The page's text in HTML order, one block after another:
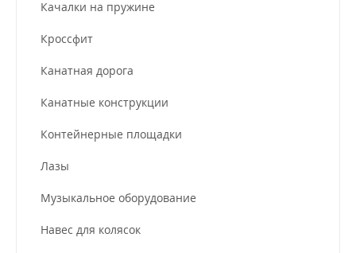
Качалки на пружине
Кроссфит
Канатная дорога
Канатные конструкции
Контейнерные площадки
Лазы
Музыкальное оборудование
Навес для колясок